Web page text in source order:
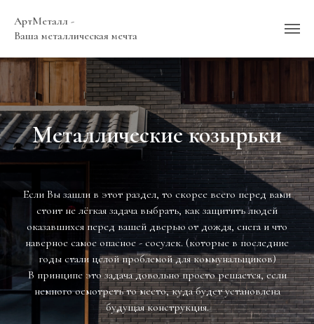
АртМеталл -
Ваша металлическая мечта
Металлические козырьки
Если Вы зашли в этот раздел, то скорее всего перед вами
стоит не лёгкая задача выбрать, как защитить людей
оказавшихся перед вашей дверью от дождя, снега и что
наверное самое опасное - сосулек. (которые в последние
годы стали целой проблемой для коммунальщиков)
В принципе это задача довольно просто решается, если
немного осмотреть то место, куда будет установлена
будущая конструкция.